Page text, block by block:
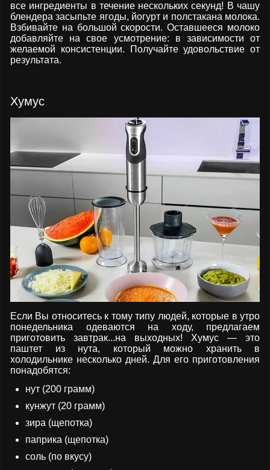
все ингредиенты в течение нескольких секунд! В чашу
блендера засыпьте ягоды, йогурт и полстакана молока.
Взбивайте на большой скорости. Оставшееся молоко
добавляйте на свое усмотрение: в зависимости от
желаемой консистенции. Получайте удовольствие от
результата.
Хумус
Если Вы относитесь к тому типу людей, которые в утро
понедельника одеваются на ходу, предлагаем
приготовить завтрак...на выходных! Хумус — это
паштет из нута, который можно хранить в
холодильнике несколько дней. Для его приготовления
понадобятся:
нут (200 грамм)
кунжут (20 грамм)
зира (щепотка)
паприка (щепотка)
соль (по вкусу)